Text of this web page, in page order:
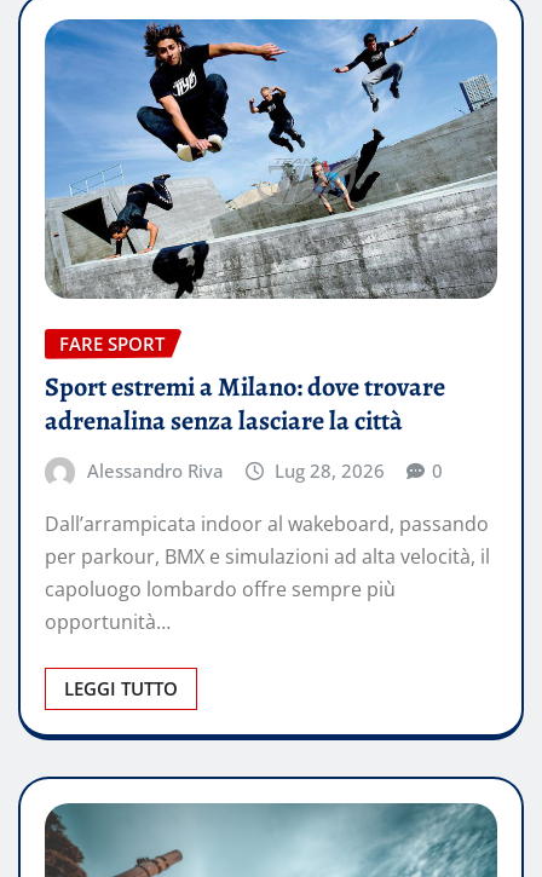
FARE SPORT
Sport estremi a Milano: dove trovare
adrenalina senza lasciare la città
Alessandro Riva Lug 28, 2026 0
Dall’arrampicata indoor al wakeboard, passando
per parkour, BMX e simulazioni ad alta velocità, il
capoluogo lombardo offre sempre più
opportunità…
LEGGI TUTTO